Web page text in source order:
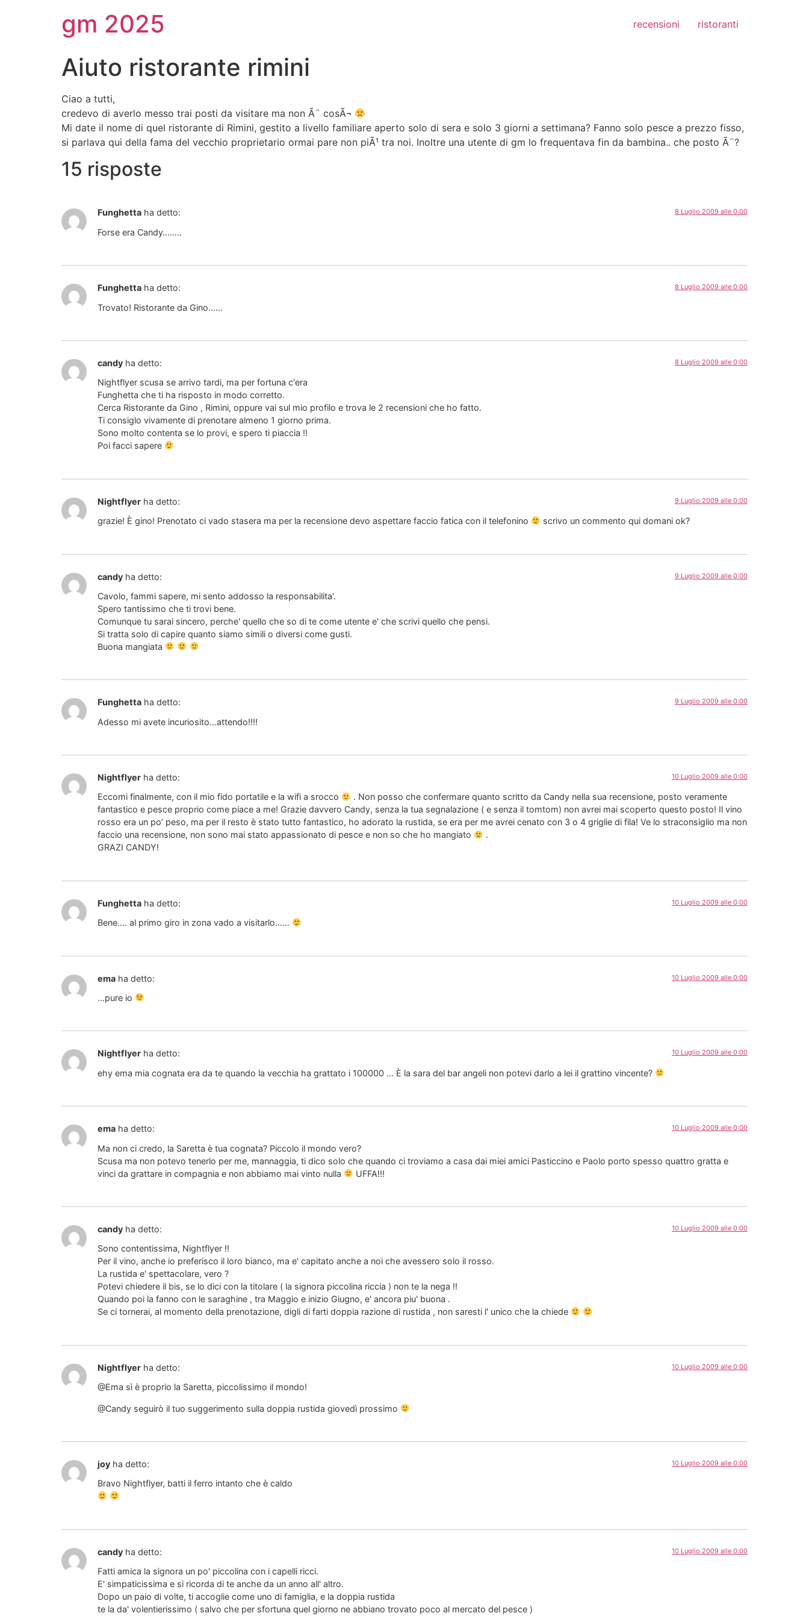
gm 2025 recensioni ristoranti
Aiuto ristorante rimini
Ciao a tutti,
credevo di averlo messo trai posti da visitare ma non Ã¨ cosÃ¬
Mi date il nome di quel ristorante di Rimini, gestito a livello familiare aperto solo di sera e solo 3 giorni a settimana? Fanno solo pesce a prezzo fisso,
si parlava qui della fama del vecchio proprietario ormai pare non piÃ¹ tra noi. Inoltre una utente di gm lo frequentava fin da bambina.. che posto Ã¨?
15 risposte
Funghetta ha detto: 8 Luglio 2009 alle 0:00
Forse era Candy……..
Funghetta ha detto: 8 Luglio 2009 alle 0:00
Trovato! Ristorante da Gino……
candy ha detto: 8 Luglio 2009 alle 0:00
Nightflyer scusa se arrivo tardi, ma per fortuna c'era
Funghetta che ti ha risposto in modo corretto.
Cerca Ristorante da Gino , Rimini, oppure vai sul mio profilo e trova le 2 recensioni che ho fatto.
Ti consiglo vivamente di prenotare almeno 1 giorno prima.
Sono molto contenta se lo provi, e spero ti piaccia !!
Poi facci sapere
Nightflyer ha detto: 9 Luglio 2009 alle 0:00
grazie! È gino! Prenotato ci vado stasera ma per la recensione devo aspettare faccio fatica con il telefonino scrivo un commento qui domani ok?
candy ha detto: 9 Luglio 2009 alle 0:00
Cavolo, fammi sapere, mi sento addosso la responsabilita'.
Spero tantissimo che ti trovi bene.
Comunque tu sarai sincero, perche' quello che so di te come utente e' che scrivi quello che pensi.
Si tratta solo di capire quanto siamo simili o diversi come gusti.
Buona mangiata
Funghetta ha detto: 9 Luglio 2009 alle 0:00
Adesso mi avete incuriosito…attendo!!!!
Nightflyer ha detto: 10 Luglio 2009 alle 0:00
Eccomi finalmente, con il mio fido portatile e la wifi a srocco
. Non posso che confermare quanto scritto da Candy nella sua recensione, posto veramente
fantastico e pesce proprio come piace a me! Grazie davvero Candy, senza la tua segnalazione ( e senza il tomtom) non avrei mai scoperto questo posto! Il vino
rosso era un po’ peso, ma per il resto è stato tutto fantastico, ho adorato la rustida, se era per me avrei cenato con 3 o 4 griglie di fila! Ve lo straconsiglio ma non
faccio una recensione, non sono mai stato appassionato di pesce e non so che ho mangiato
.
GRAZI CANDY!
Funghetta ha detto: 10 Luglio 2009 alle 0:00
Bene…. al primo giro in zona vado a visitarlo……
ema ha detto: 10 Luglio 2009 alle 0:00
…pure io
Nightflyer ha detto: 10 Luglio 2009 alle 0:00
ehy ema mia cognata era da te quando la vecchia ha grattato i 100000 … È la sara del bar angeli non potevi darlo a lei il grattino vincente?
ema ha detto: 10 Luglio 2009 alle 0:00
Ma non ci credo, la Saretta è tua cognata? Piccolo il mondo vero?
Scusa ma non potevo tenerlo per me, mannaggia, ti dico solo che quando ci troviamo a casa dai miei amici Pasticcino e Paolo porto spesso quattro gratta e
vinci da grattare in compagnia e non abbiamo mai vinto nulla
UFFA!!!
candy ha detto: 10 Luglio 2009 alle 0:00
Sono contentissima, Nightflyer !!
Per il vino, anche io preferisco il loro bianco, ma e' capitato anche a noi che avessero solo il rosso.
La rustida e' spettacolare, vero ?
Potevi chiedere il bis, se lo dici con la titolare ( la signora piccolina riccia ) non te la nega !!
Quando poi la fanno con le saraghine , tra Maggio e inizio Giugno, e' ancora piu' buona .
Se ci tornerai, al momento della prenotazione, digli di farti doppia razione di rustida , non saresti l' unico che la chiede
Nightflyer ha detto: 10 Luglio 2009 alle 0:00
@Ema sì è proprio la Saretta, piccolissimo il mondo!
@Candy seguirò il tuo suggerimento sulla doppia rustida giovedì prossimo
joy ha detto: 10 Luglio 2009 alle 0:00
Bravo Nightflyer, batti il ferro intanto che è caldo
candy ha detto: 10 Luglio 2009 alle 0:00
Fatti amica la signora un po' piccolina con i capelli ricci.
E' simpaticissima e si ricorda di te anche da un anno all' altro.
Dopo un paio di volte, ti accoglie come uno di famiglia, e la doppia rustida
te la da' volentierissimo ( salvo che per sfortuna quel giorno ne abbiano trovato poco al mercato del pesce )